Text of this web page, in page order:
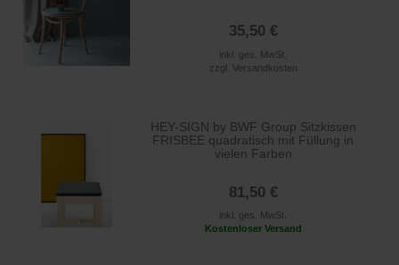
35,50 €
inkl. ges. MwSt.
zzgl. Versandkosten
HEY-SIGN by BWF Group Sitzkissen
FRISBEE quadratisch mit Füllung in
vielen Farben
81,50 €
inkl. ges. MwSt.
Kostenloser Versand